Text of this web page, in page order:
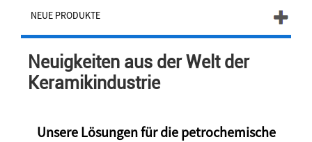
NEUE PRODUKTE
Neuigkeiten aus der Welt der
Keramikindustrie
Unsere Lösungen für die petrochemische